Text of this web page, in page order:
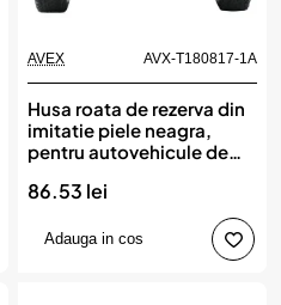
AVEX AVX-T180817-1A
Husa roata de rezerva din
imitatie piele neagra,
pentru autovehicule de
86.53 lei
Adauga in cos